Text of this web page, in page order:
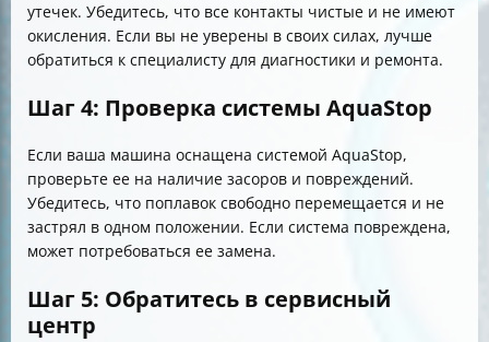
утечек. Убедитесь, что все контакты чистые и не имеют
окисления. Если вы не уверены в своих силах, лучше
обратиться к специалисту для диагностики и ремонта.
Шаг 4: Проверка системы AquaStop
Если ваша машина оснащена системой AquaStop,
проверьте ее на наличие засоров и повреждений.
Убедитесь, что поплавок свободно перемещается и не
застрял в одном положении. Если система повреждена,
может потребоваться ее замена.
Шаг 5: Обратитесь в сервисный
центр